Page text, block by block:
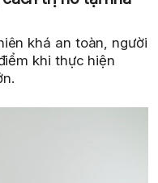
khá an toàn, người
khi thực hiện